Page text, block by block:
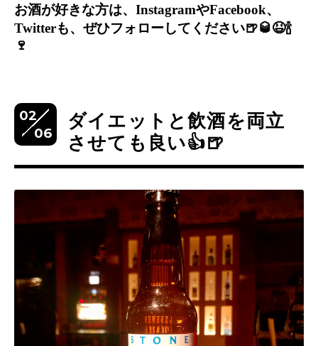
お酒が好きな方は、 InstagramやFacebook、
Twitterも、ぜひフォローしてください🍺🥃😆🍾
🍷
02
06
ダイエットと飲酒を両立
させても良い👍🍺